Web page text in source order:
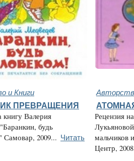
и Книги
ПРЕВРАЩЕНИЯ
книгу Валерия
будь
Самовар, 2009... Читать
Рецензия
мальчиков
Центр,